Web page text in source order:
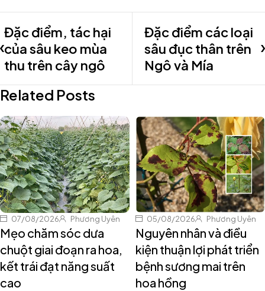
Đặc điểm, tác hại
của sâu keo mùa
thu trên cây ngô
Đặc điểm các loại
sâu đục thân trên
Ngô và Mía
Related Posts
07/08/2026 Phương Uyên
Mẹo chăm sóc dưa
chuột giai đoạn ra hoa,
kết trái đạt năng suất
cao
05/08/2026 Phương Uyên
Nguyên nhân và điều
kiện thuận lợi phát triển
bệnh sương mai trên
hoa hồng